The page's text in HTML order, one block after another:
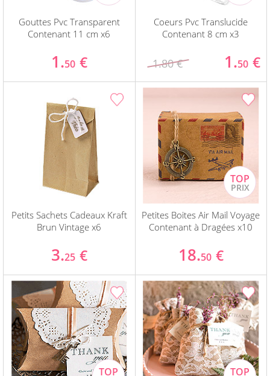
Gouttes Pvc Transparent
Contenant 11 cm x6
1.50 €
Coeurs Pvc Translucide
Contenant 8 cm x3
1.80 € 1.50 €
Petits Sachets Cadeaux Kraft
Brun Vintage x6
3.25 €
Petites Boites Air Mail Voyage
Contenant à Dragées x10
18.50 €